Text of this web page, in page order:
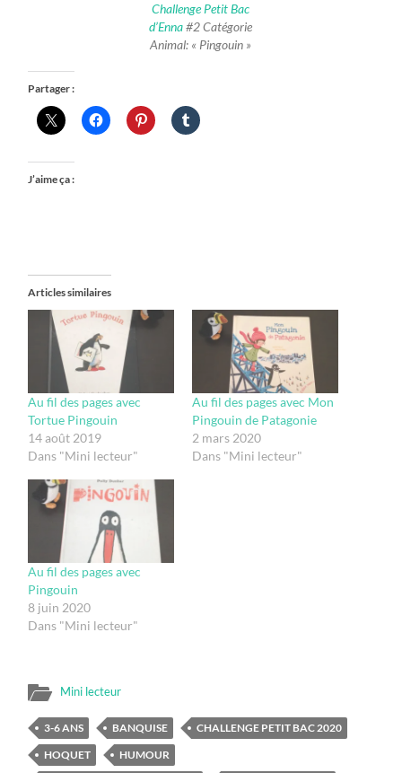
Challenge Petit Bac
d’Enna#2 Catégorie
Animal: « Pingouin »
Partager :
J’aime ça :
Articles similaires
Au fil des pages avec
Tortue Pingouin
14 août 2019
Dans "Mini lecteur"
Au fil des pages avec Mon
Pingouin de Patagonie
2 mars 2020
Dans "Mini lecteur"
Au fil des pages avec
Pingouin
8 juin 2020
Dans "Mini lecteur"
Mini lecteur
3-6 ANS BANQUISE
CHALLENGE PETIT BAC 2020
HOQUET
HUMOUR